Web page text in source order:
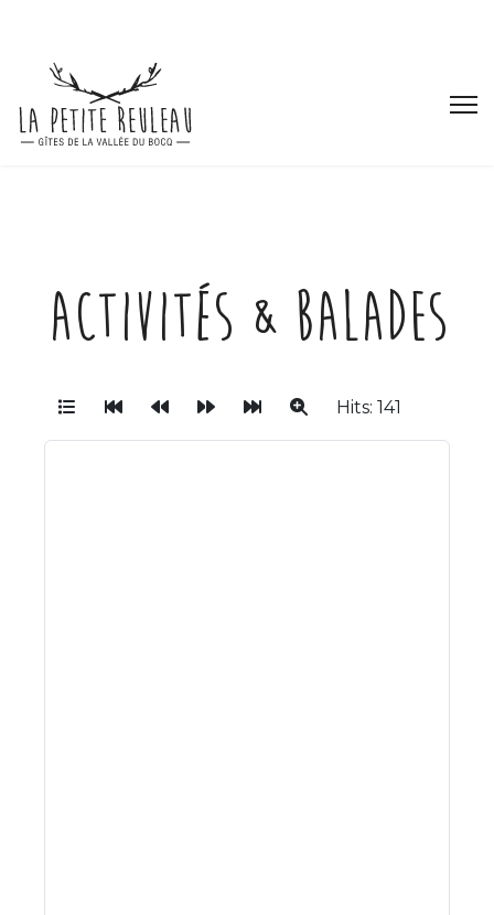
Activités & Balades
Hits: 141